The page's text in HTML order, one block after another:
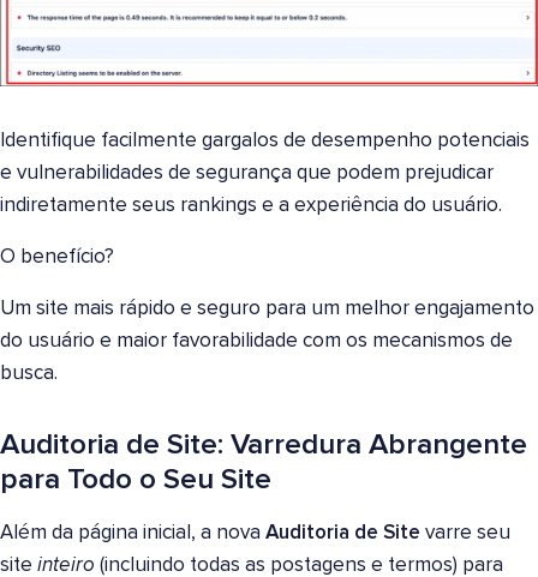
Identifique facilmente gargalos de desempenho potenciais
e vulnerabilidades de segurança que podem prejudicar
indiretamente seus rankings e a experiência do usuário.
O benefício?
Um site mais rápido e seguro para um melhor engajamento
do usuário e maior favorabilidade com os mecanismos de
busca.
Auditoria de Site: Varredura Abrangente
para Todo o Seu Site
Além da página inicial, a nova Auditoria de Site varre seu
site inteiro (incluindo todas as postagens e termos) para